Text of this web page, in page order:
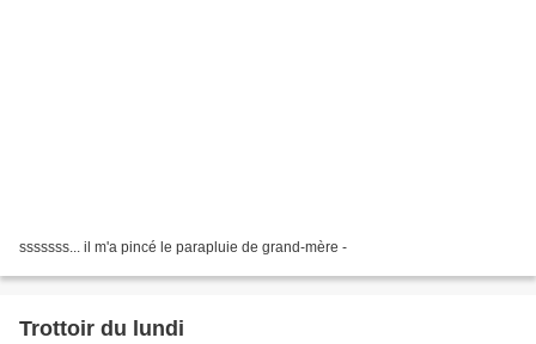
sssssss... il m'a pincé le parapluie de grand-mère -
Trottoir du lundi